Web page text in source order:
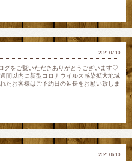
2021.07.10
グをご覧いただきありがとうございます♡
間以内に新型コロナウイルス感染拡大地域
たお客様はご予約日の延長をお願い致しま
2021.06.10